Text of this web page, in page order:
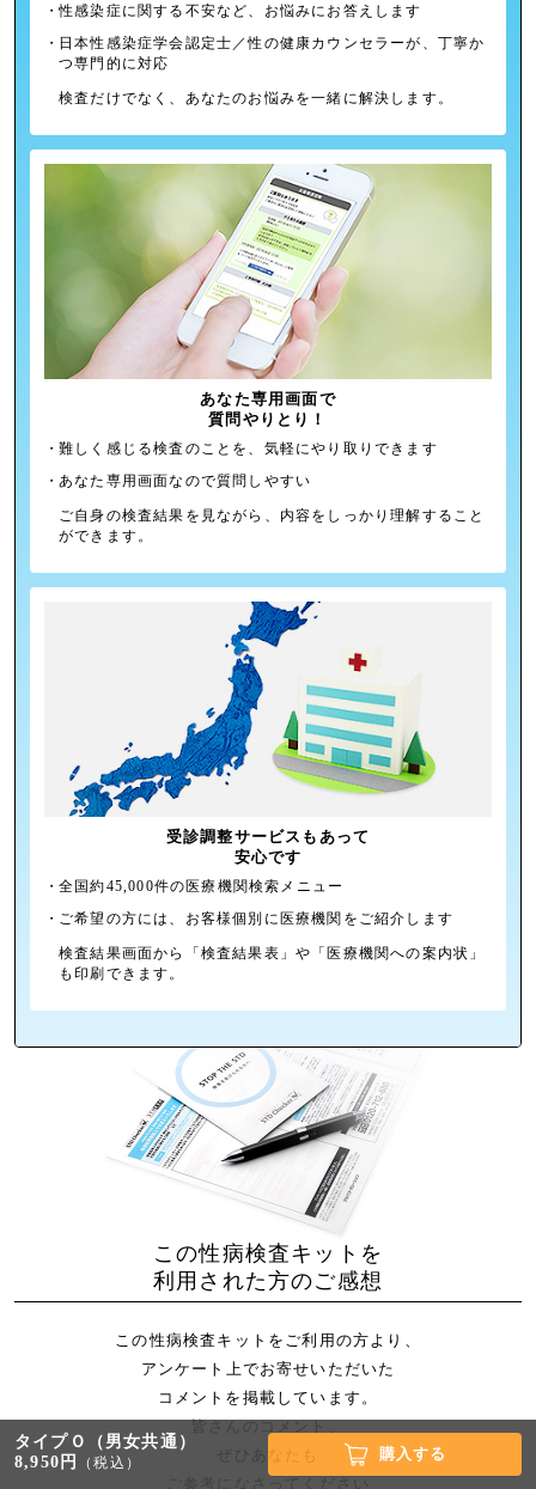
・性感染症に関する不安など、お悩みにお答えします
・ 日本性感染症学会認定士／性の健康カウンセラーが、丁寧か
つ専門的に対応
検査だけでなく、あなたのお悩みを⼀緒に解決します。
あなた専用画面で
質問やりとり！
・難しく感じる検査のことを、気軽にやり取りできます
・あなた専用画面なので質問しやすい
ご⾃⾝の検査結果を⾒ながら、内容をしっかり理解すること
ができます。
受診調整サービスもあって
安心です
・全国約45,000件の医療機関検索メニュー
・ ご希望の方には、お客様個別に医療機関をご紹介します
検査結果画⾯から「検査結果表」や「医療機関への案内状」
も印刷できます。
この性病検査キットを
利用された方のご感想
この性病検査キットをご利用の方より、
アンケート上でお寄せいただいた
コメントを掲載しています。
皆さんのコメント、
ぜひあなたも
ご参考になさってください
タイプＯ（男女共通）
8,950円
（税込） 購入する